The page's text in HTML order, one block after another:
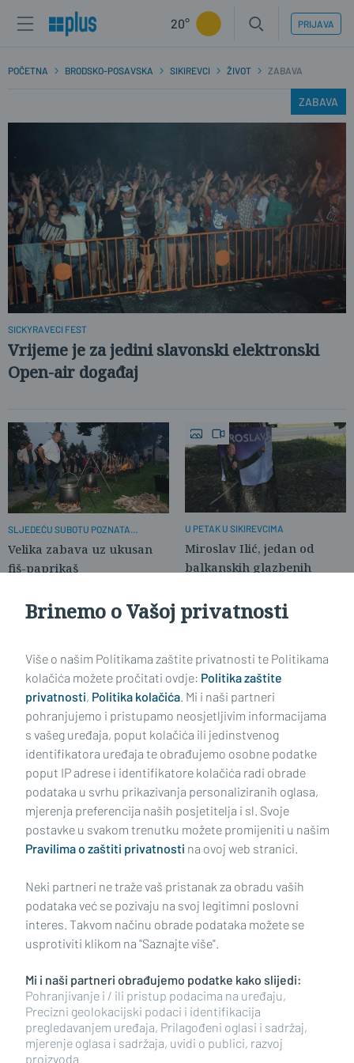
20° PRIJAVA
POČETNA BRODSKO-POSAVSKA SIKIREVCI ŽIVOT ZABAVA
ZABAVA
SICKYRAVECI FEST
Vrijeme je za jedini slavonski elektronski
Open-air događaj
SLJEDEĆU SUBOTU POZNATA
Velika zabava uz ukusan
fiš-paprikaš
U PETAK U SIKIREVCIMA
Miroslav Ilić, jedan od
balkanskih glazbenih
Čobanijada Sikirevci 2013.
Impressum Uvjeti korištenja Politika privatnosti
Politika kolačića Kontakt Pritužbe Suradnici
Oglašavanje
RUBRIKE
BRODSKO-POSAVSKA ŽUPANIJA
POŽEŠKO-SLAVONSKA ŽUPANIJA
Brinemo o Vašoj privatnosti
Više o našim Politikama zaštite privatnosti te Politikama
kolačića možete pročitati ovdje: Politika zaštite
privatnosti, Politika kolačića. Mi i naši partneri
pohranjujemo i pristupamo neosjetljivim informacijama
s vašeg uređaja, poput kolačića ili jedinstvenog
identifikatora uređaja te obrađujemo osobne podatke
poput IP adrese i identifikatore kolačića radi obrade
podataka u svrhu prikazivanja personaliziranih oglasa,
mjerenja preferencija naših posjetitelja i sl. Svoje
postavke u svakom trenutku možete promijeniti u našim
Pravilima o zaštiti privatnosti na ovoj web stranici.
Neki partneri ne traže vaš pristanak za obradu vaših
podataka već se pozivaju na svoj legitimni poslovni
interes. Takvom načinu obrade podataka možete se
usprotiviti klikom na "Saznajte više".
Mi i naši partneri obrađujemo podatke kako slijedi:
Pohranjivanje i / ili pristup podacima na uređaju,
Precizni geolokacijski podaci i identifikacija
pregledavanjem uređaja, Prilagođeni oglasi i sadržaj,
mjerenje oglasa i sadržaja, uvidi o publici, razvoj
proizvoda